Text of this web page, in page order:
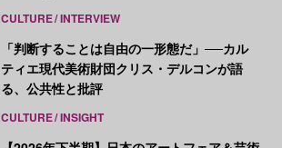
CULTURE INTERVIEW
「判断することは自由の一形態だ」──カル
ティエ現代美術財団クリス・デルコンが語
る、公共性と批評
CULTURE INSIGHT